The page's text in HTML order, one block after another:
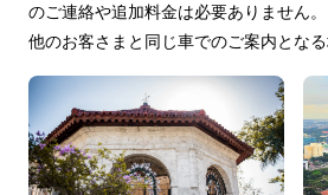
のご連絡や追加料金は必要ありません。
他のお客さまと同じ車でのご案内となる